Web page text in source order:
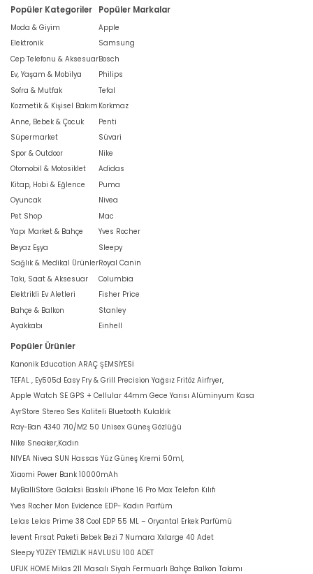
Popüler Kategoriler
Moda & Giyim
Elektronik
Cep Telefonu & Aksesuar
Ev, Yaşam & Mobilya
Sofra & Mutfak
Kozmetik & Kişisel Bakım
Anne, Bebek & Çocuk
Süpermarket
Spor & Outdoor
Otomobil & Motosiklet
Kitap, Hobi & Eğlence
Oyuncak
Pet Shop
Yapı Market & Bahçe
Beyaz Eşya
Sağlık & Medikal Ürünler
Takı, Saat & Aksesuar
Elektrikli Ev Aletleri
Bahçe & Balkon
Ayakkabı
Popüler Markalar
Apple
Samsung
Bosch
Philips
Tefal
Korkmaz
Penti
Süvari
Nike
Adidas
Puma
Nivea
Mac
Yves Rocher
Sleepy
Royal Canin
Columbia
Fisher Price
Stanley
Einhell
Popüler Ürünler
Kanonik Education ARAÇ ŞEMSİYESİ
TEFAL , Ey505d Easy Fry & Grill Precision Yağsız Fritöz Airfryer,
Apple Watch SE GPS + Cellular 44mm Gece Yarısı Alüminyum Kasa
AyrStore Stereo Ses Kaliteli Bluetooth Kulaklık
Ray-Ban 4340 710/M2 50 Unisex Güneş Gözlüğü
Nike Sneaker,Kadın
NIVEA Nivea SUN Hassas Yüz Güneş Kremi 50ml,
Xiaomi Power Bank 10000mAh
MyBalliStore Galaksi Baskılı iPhone 16 Pro Max Telefon Kılıfı
Yves Rocher Mon Evidence EDP- Kadın Parfüm
Lelas Lelas Prime 38 Cool EDP 55 ML – Oryantal Erkek Parfümü
levent Fırsat Paketi Bebek Bezi 7 Numara Xxlarge 40 Adet
Sleepy YÜZEY TEMİZLİK HAVLUSU 100 ADET
UFUK HOME Milas 211 Masalı Siyah Fermuarlı Bahçe Balkon Takımı